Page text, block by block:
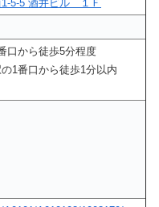
1-5-5 酒井ビル １Ｆ
口から徒歩5分程度
1番口から徒歩1分以内